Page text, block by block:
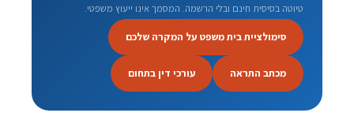
טיוטה בסיסית חינם ובלי הרשמה. המסמך אינו ייעוץ משפטי.
סימולציית בית משפט על המקרה שלכם
מכתב התראה עורכי דין בתחום